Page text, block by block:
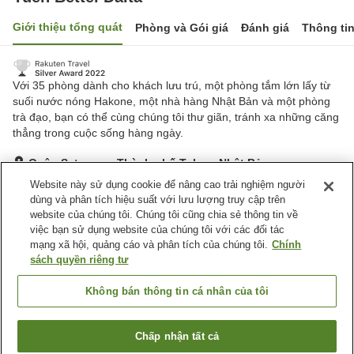
Giới thiệu tổng quát Phòng và Gói giá Đánh giá Thông
Với 35 phòng dành cho khách lưu trú, một phòng tắm lớn lấy từ
suối nước nóng Hakone, một nhà hàng Nhật Bản và một phòng
trà đạo, bạn có thể cùng chúng tôi thư giãn, tránh xa những căng
thẳng trong cuộc sống hàng ngày.
Quận Setagaya, Thành phố Tokyo, Nhật Bản
Hiển thị trên bản đồ
Tuyệt vời Đánh giá:145 lượt
Tiện nghi chỗ nghỉ
Xông hơi
Nhà hàng
Cafe
Thành phố Tokyo
Tìm phòng trống
Website này sử dụng cookie để nâng cao trải nghiệm người
dùng và phân tích hiệu suất với lưu lượng truy cập trên
website của chúng tôi. Chúng tôi cũng chia sẻ thông tin về
việc bạn sử dụng website của chúng tôi với các đối tác
mạng xã hội, quảng cáo và phân tích của chúng tôi. Chính
sách quyền riêng tư
Không bán thông tin cá nhân của tôi
Chấp nhận tất cả